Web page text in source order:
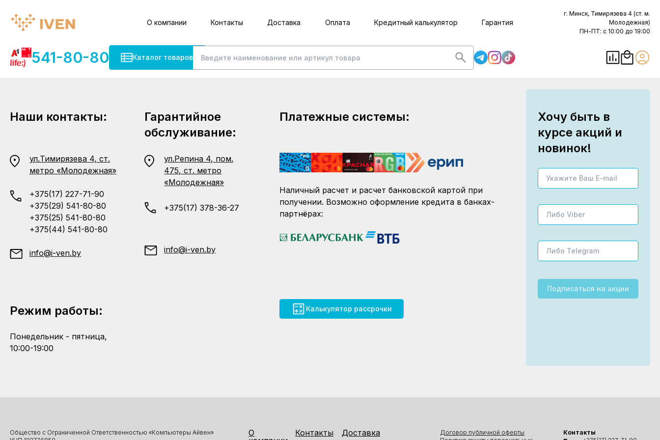
О компании Контакты Доставка Оплата Кредитный калькулятор Гарантия
г. Минск, Тимирязева 4 (ст. м.
Молодежная)
ПН-ПТ: с 10:00 до 19:00
541-80-80 Каталог товаров
Наши контакты:
ул.Тимирязева 4, ст.
метро «Молодежная»
+375(17) 227-71-90
+375(29) 541-80-80
+375(25) 541-80-80
+375(44) 541-80-80
info@i-ven.by
Гарантийное
обслуживание:
ул.Репина 4, пом.
475, ст. метро
«Молодежная»
+375(17) 378-36-27
info@i-ven.by
Платежные системы:
Наличный расчет и расчет банковской картой при
получении. Возможно оформление кредита в банках-
партнёрах:
Режим работы:
Понедельник - пятница,
10:00-19:00
Калькулятор рассрочки
Хочу быть в
курсе акций и
новинок!
Подписаться на акции
Общество с Ограниченной Ответственностью «Компьютеры Айвен»
О
Контакты Доставка
Договор публичной оферты
Контакты